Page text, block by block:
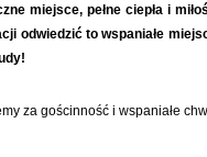
miejsce, pełne ciepła i
odwiedzić to wspaniałe
za gościnność i wspaniałe